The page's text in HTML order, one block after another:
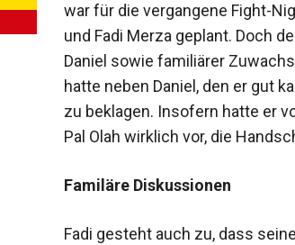
war für die vergangene Fight-
und Fadi Merza geplant. Doch
Daniel sowie familiärer
hatte neben Daniel, den er gut
zu beklagen. Insofern hatte er
Pal Olah wirklich vor, die
Familäre Diskussionen
Fadi gesteht auch zu, dass